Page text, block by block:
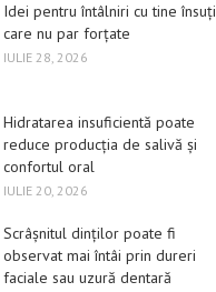
Idei pentru întâlniri cu tine însuți
care nu par forțate
IULIE 28, 2026
Hidratarea insuficientă poate
reduce producția de salivă și
confortul oral
IULIE 20, 2026
Scrâșnitul dinților poate fi
observat mai întâi prin dureri
faciale sau uzură dentară